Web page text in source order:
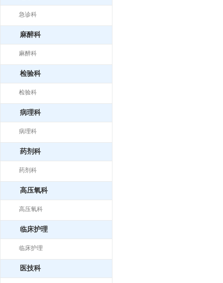
急诊科
麻醉科
麻醉科
检验科
检验科
病理科
病理科
药剂科
药剂科
高压氧科
高压氧科
临床护理
临床护理
医技科